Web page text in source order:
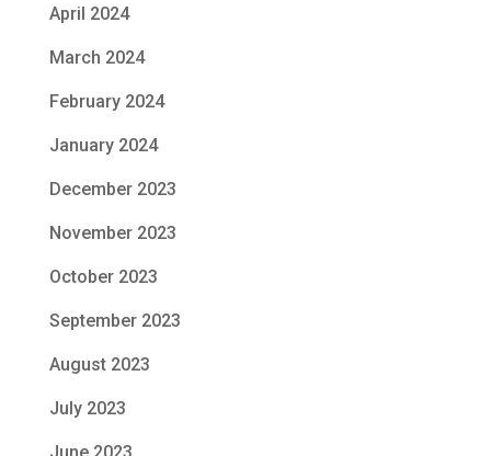
April 2024
March 2024
February 2024
January 2024
December 2023
November 2023
October 2023
September 2023
August 2023
July 2023
June 2023